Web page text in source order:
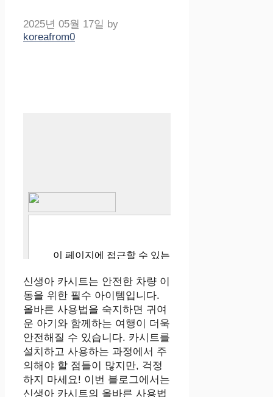
2025년 05월 17일 by
koreafrom0
신생아 카시트는 안전한 차량 이
동을 위한 필수 아이템입니다.
올바른 사용법을 숙지하면 귀여
운 아기와 함께하는 여행이 더욱
안전해질 수 있습니다. 카시트를
설치하고 사용하는 과정에서 주
의해야 할 점들이 많지만, 걱정
하지 마세요! 이번 블로그에서는
신생아 카시트의 올바른 사용법